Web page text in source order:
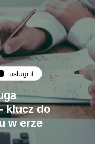
usługi it
klucz do
w erze